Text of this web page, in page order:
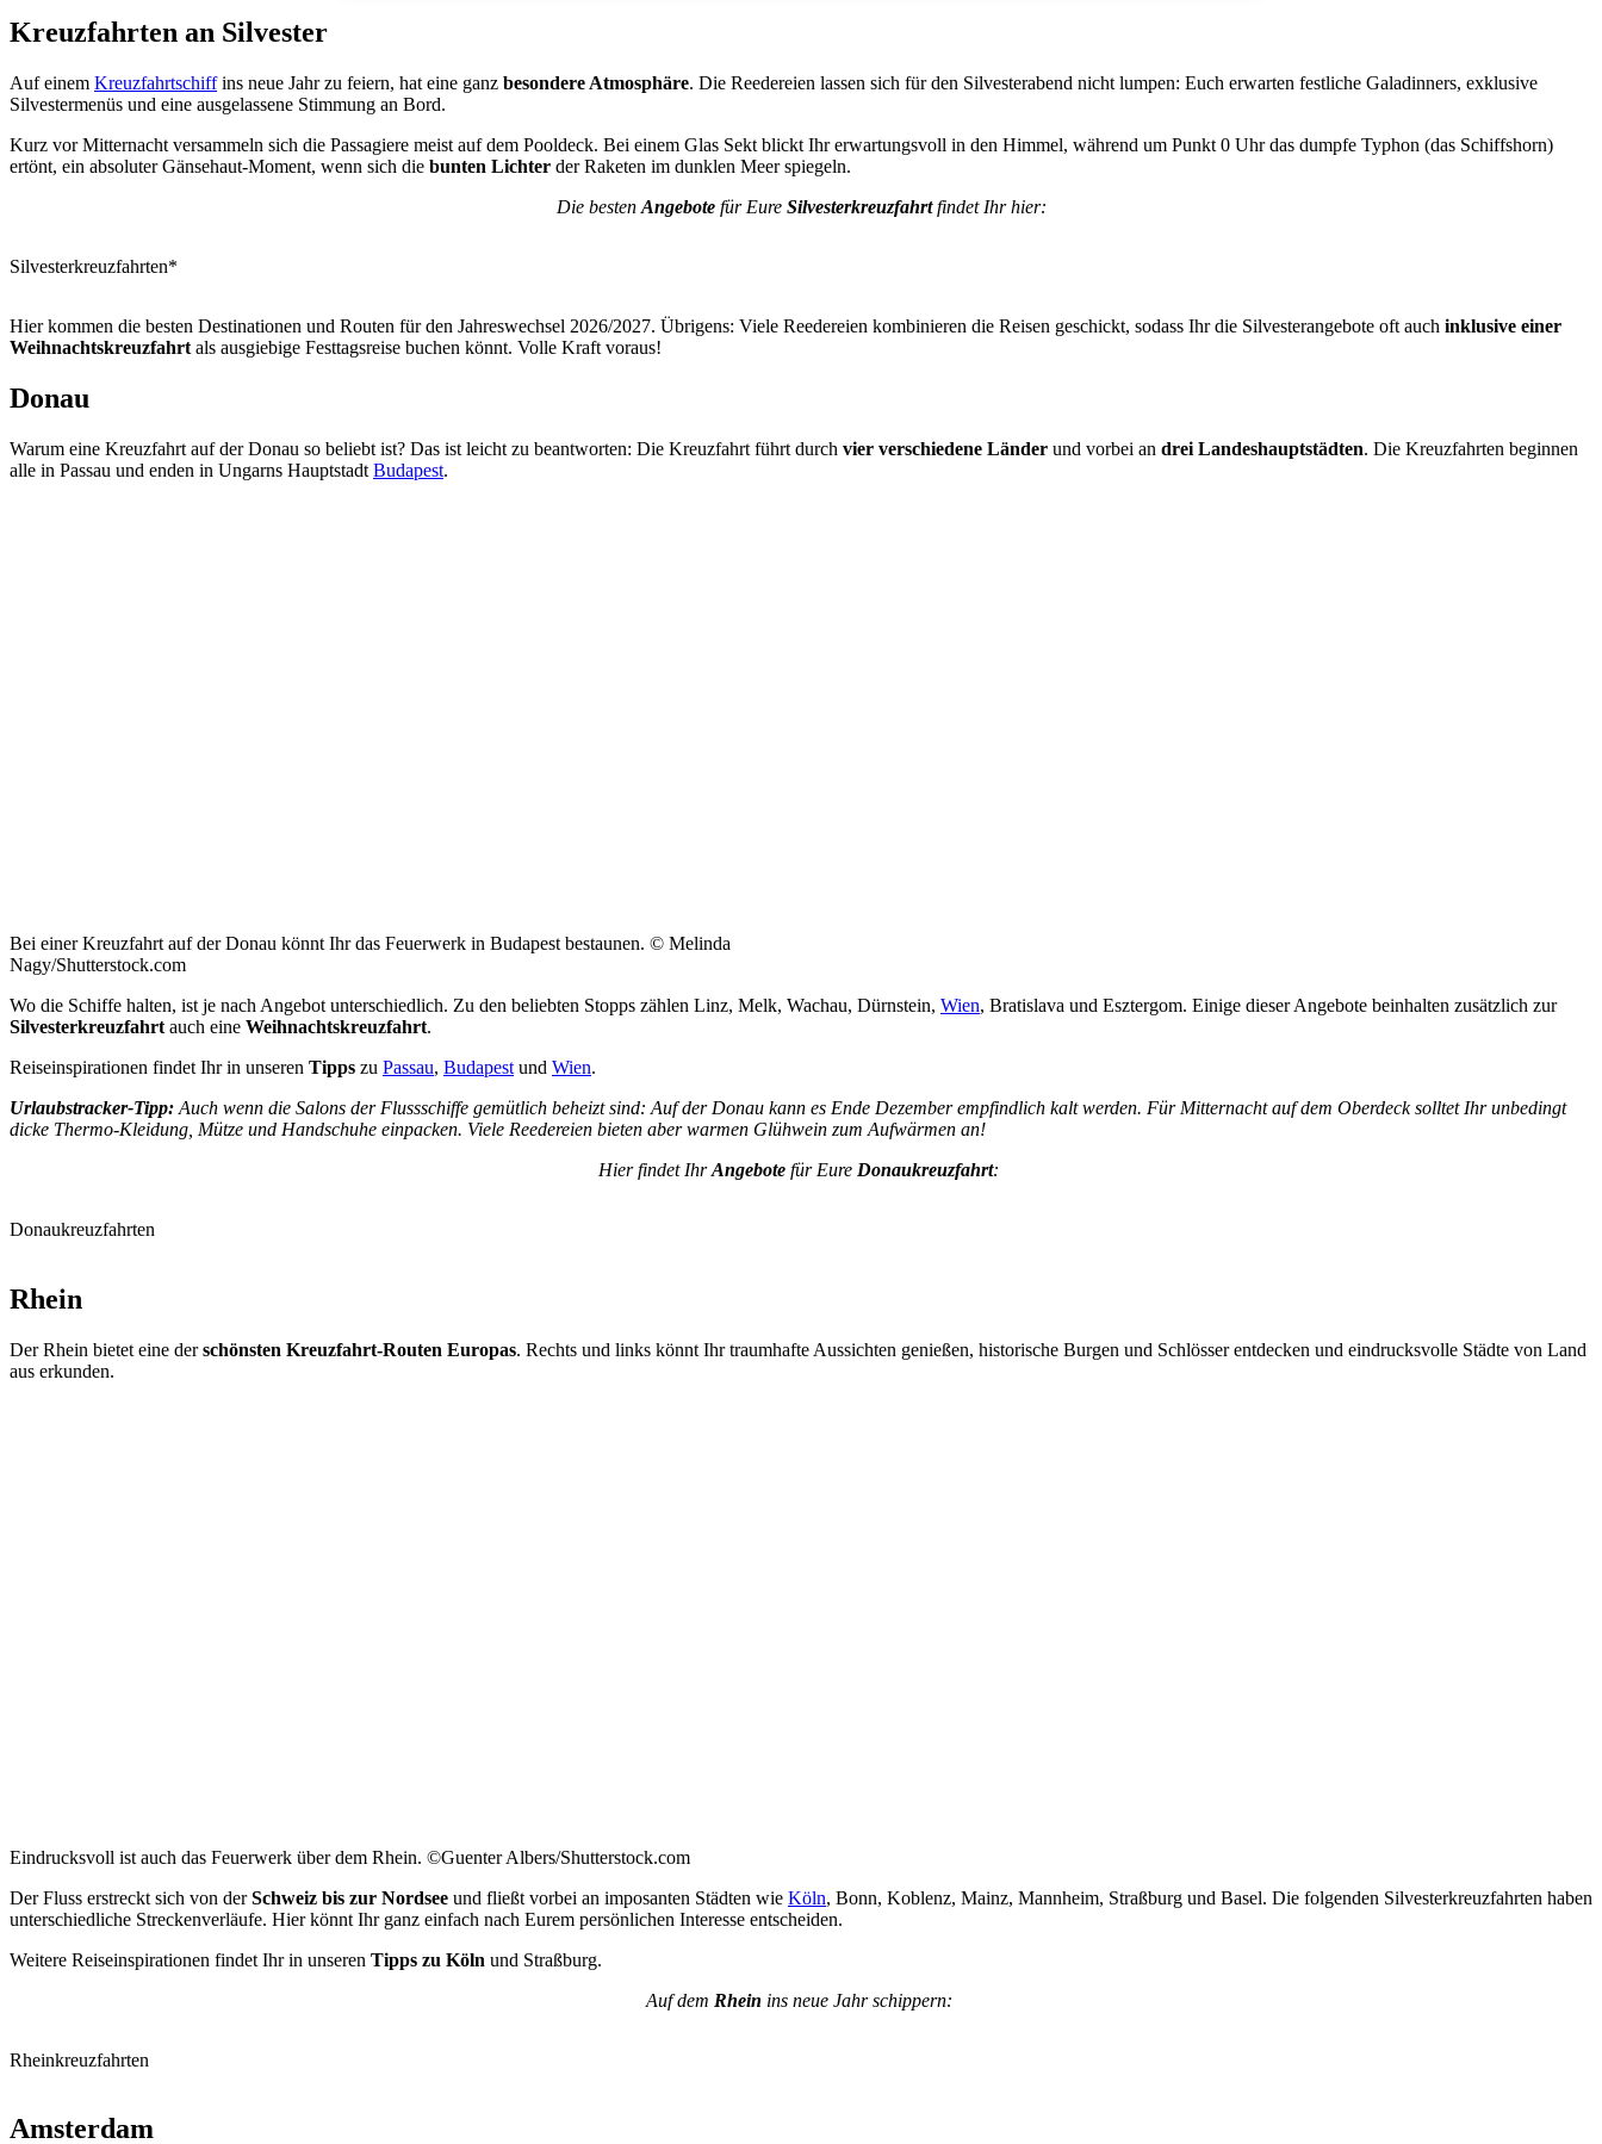
Kreuzfahrten an Silvester
Auf einem Kreuzfahrtschiffins neue Jahr zu feiern, hat eine ganz besondere Atmosphäre. Die Reedereien lassen sich für den Silvesterabend nicht lumpen: Euch erwarten festliche Galadinners, exklusive
Silvestermenüs und eine ausgelassene Stimmung an Bord.
Kurz vor Mitternacht versammeln sich die Passagiere meist auf dem Pooldeck. Bei einem Glas Sekt blickt Ihr erwartungsvoll in den Himmel, während um Punkt 0 Uhr das dumpfe Typhon (das Schiffshorn)
ertönt, ein absoluter Gänsehaut-Moment, wenn sich die bunten Lichter der Raketen im dunklen Meer spiegeln.
Die besten Angebotefür Eure Silvesterkreuzfahrtfindet Ihr hier:
Silvesterkreuzfahrten*
Hier kommen die besten Destinationen und Routen für den Jahreswechsel 2026/2027. Übrigens: Viele Reedereien kombinieren die Reisen geschickt, sodass Ihr die Silvesterangebote oft auch inklusive einer
Weihnachtskreuzfahrt als ausgiebige Festtagsreise buchen könnt. Volle Kraft voraus!
Donau
Warum eine Kreuzfahrt auf der Donau so beliebt ist? Das ist leicht zu beantworten: Die Kreuzfahrt führt durch vier verschiedene Länder und vorbei an drei Landeshauptstädten. Die Kreuzfahrten beginnen
alle in Passau und enden in Ungarns Hauptstadt Budapest.
Bei einer Kreuzfahrt auf der Donau könnt Ihr das Feuerwerk in Budapest bestaunen. © Melinda
Nagy/Shutterstock.com
Wo die Schiffe halten, ist je nach Angebot unterschiedlich. Zu den beliebten Stopps zählen Linz, Melk, Wachau, Dürnstein, Wien, Bratislava und Esztergom. Einige dieser Angebote beinhalten zusätzlich zur
Silvesterkreuzfahrt auch eine Weihnachtskreuzfahrt.
Reiseinspirationen findet Ihr in unseren Tipps zu Passau, Budapest und Wien.
Urlaubstracker-Tipp: Auch wenn die Salons der Flussschiffe gemütlich beheizt sind: Auf der Donau kann es Ende Dezember empfindlich kalt werden. Für Mitternacht auf dem Oberdeck solltet Ihr unbedingt
dicke Thermo-Kleidung, Mütze und Handschuhe einpacken. Viele Reedereien bieten aber warmen Glühwein zum Aufwärmen an!
Hier findet IhrAngebote für Eure Donaukreuzfahrt:
Donaukreuzfahrten
Rhein
Der Rhein bietet eine derschönsten Kreuzfahrt-Routen Europas. Rechts und links könnt Ihr traumhafte Aussichten genießen, historische Burgen und Schlösser entdecken und eindrucksvolle Städte von Land
aus erkunden.
Eindrucksvoll ist auch das Feuerwerk über dem Rhein. ©Guenter Albers/Shutterstock.com
Der Fluss erstreckt sich von derSchweiz bis zur Nordsee und fließt vorbei an imposanten Städten wie Köln, Bonn, Koblenz, Mainz, Mannheim, Straßburg und Basel. Die folgenden Silvesterkreuzfahrten haben
unterschiedliche Streckenverläufe. Hier könnt Ihr ganz einfach nach Eurem persönlichen Interesse entscheiden.
Weitere Reiseinspirationen findet Ihr in unseren Tipps zu Köln und Straßburg.
Auf dem Rhein ins neue Jahr schippern:
Rheinkreuzfahrten
Amsterdam